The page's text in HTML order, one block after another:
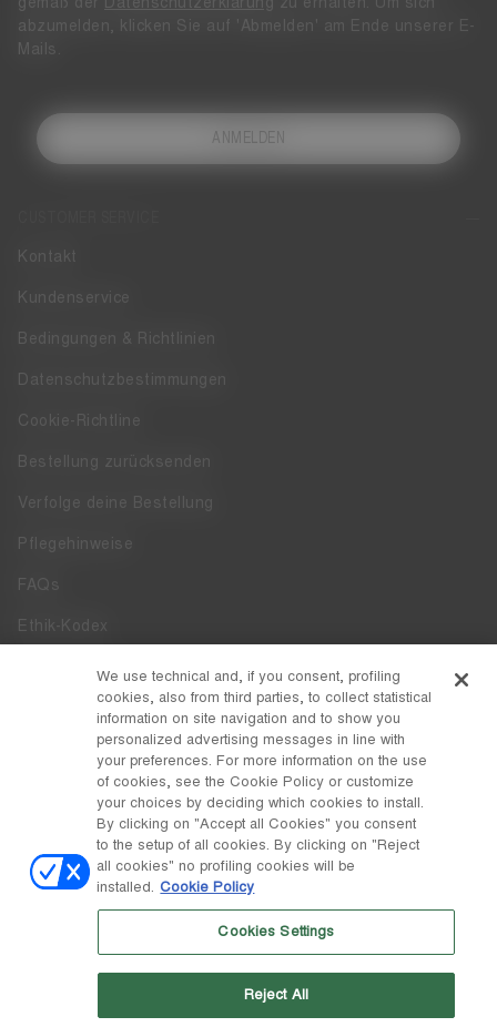
Kontakt
Kundenservice
Bedingungen & Richtlinien
Datenschutzbestimmungen
Cookie-Richtline
Bestellung zurücksenden
Verfolge deine Bestellung
Pflegehinweise
FAQs
Ethik-Kodex
Whistleblowing
Zugänglichkeit
DISCOVER MOON BOOT
Facebook
LAND / WÄHRUNG
Österreich / € ändern
S.p.A. untersteht. Sitz in Giavera del Montello (TV) - Via Fante d'Italia
n. 56 | Grundkapital € 38.533.835,00 voll eingezahlt | Unternehmen
abzumelden, klicken Sie auf 'Abmelden' am Ende unserer E-
Mails.
ANMELDEN
We use technical and, if you consent, profiling
cookies, also from third parties, to collect statistical
information on site navigation and to show you
personalized advertising messages in line with
your preferences. For more information on the use
of cookies, see the Cookie Policy or customize
your choices by deciding which cookies to install.
By clicking on "Accept all Cookies" you consent
to the setup of all cookies. By clicking on "Reject
all cookies" no profiling cookies will be
installed. Cookie Policy
Cookies Settings
Reject All